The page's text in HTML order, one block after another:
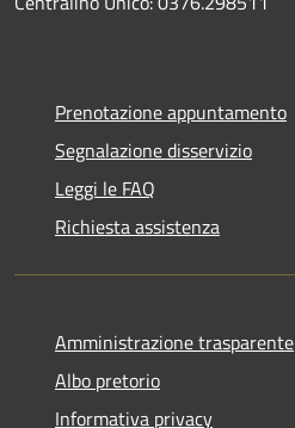
Prenotazione appuntamento
Segnalazione disservizio
Leggi le FAQ
Richiesta assistenza
Amministrazione trasparente
Albo pretorio
Informativa privacy